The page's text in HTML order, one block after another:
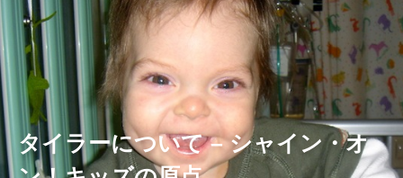
↳タイラーについて
↳創立者からのメッセージ
パートナー企業のご紹介
理事会
チームメンバー
ホスピタル・ファシリティドッグ®︎
国内育成プログラム
ビーズ・オブ・カレッジ
↳ チーム・ビーズ・オブ・カレッジ
シャイン・オン！コミュニティ
支える・参加する
個人の方へ
企業・団体・学校の方へ
小児がんや重い病気を経験したみなさんへ
お問い合わせ
English
タイラーについて – シャイン・オ